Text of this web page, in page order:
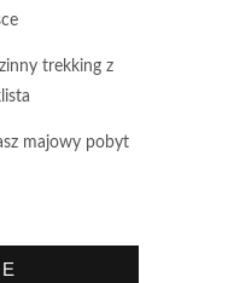
trekking z
majowy pobyt